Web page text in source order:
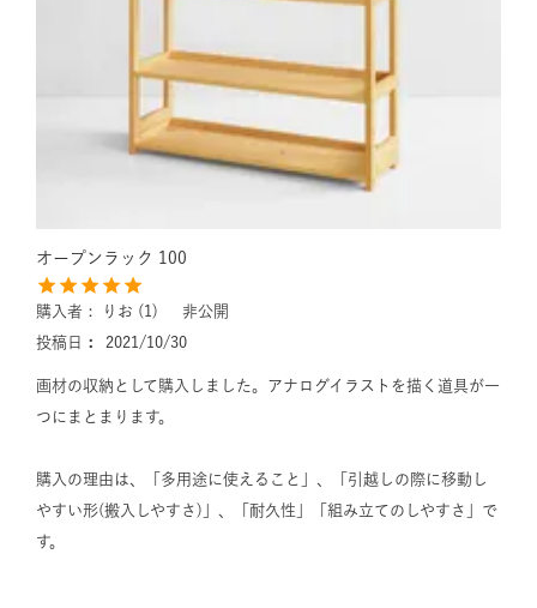
オープンラック 100
購入者 りお 1
非公開
投稿日
2021/10/30
画材の収納として購入しました。アナログイラストを描く道具が一
つにまとまります。
購入の理由は、「多用途に使えること」、「引越しの際に移動し
やすい形(搬入しやすさ)」、「耐久性」「組み立てのしやすさ」で
す。